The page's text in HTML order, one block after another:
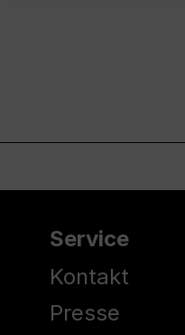
Service
Kontakt
Presse